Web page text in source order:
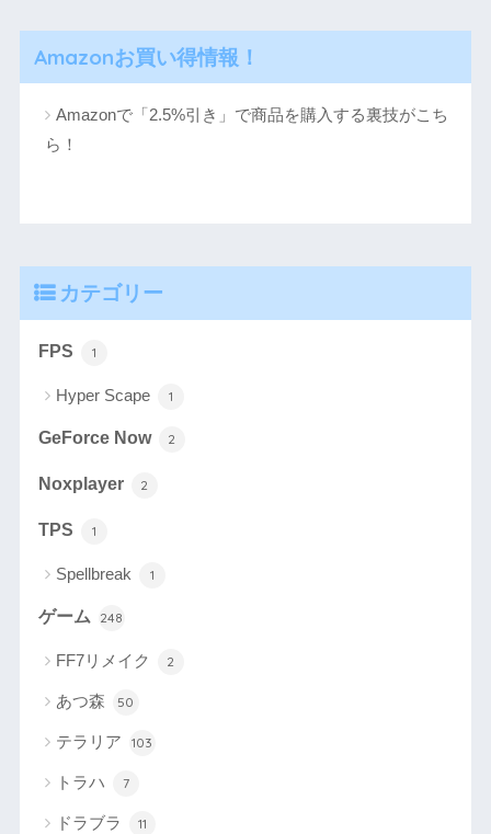
Amazonお買い得情報！
Amazonで「2.5%引き」で商品を購入する裏技がこち
ら！
カテゴリー
FPS 1
Hyper Scape 1
GeForce Now 2
Noxplayer 2
TPS 1
Spellbreak 1
ゲーム 248
FF7リメイク 2
あつ森 50
テラリア 103
トラハ 7
ドラブラ 11